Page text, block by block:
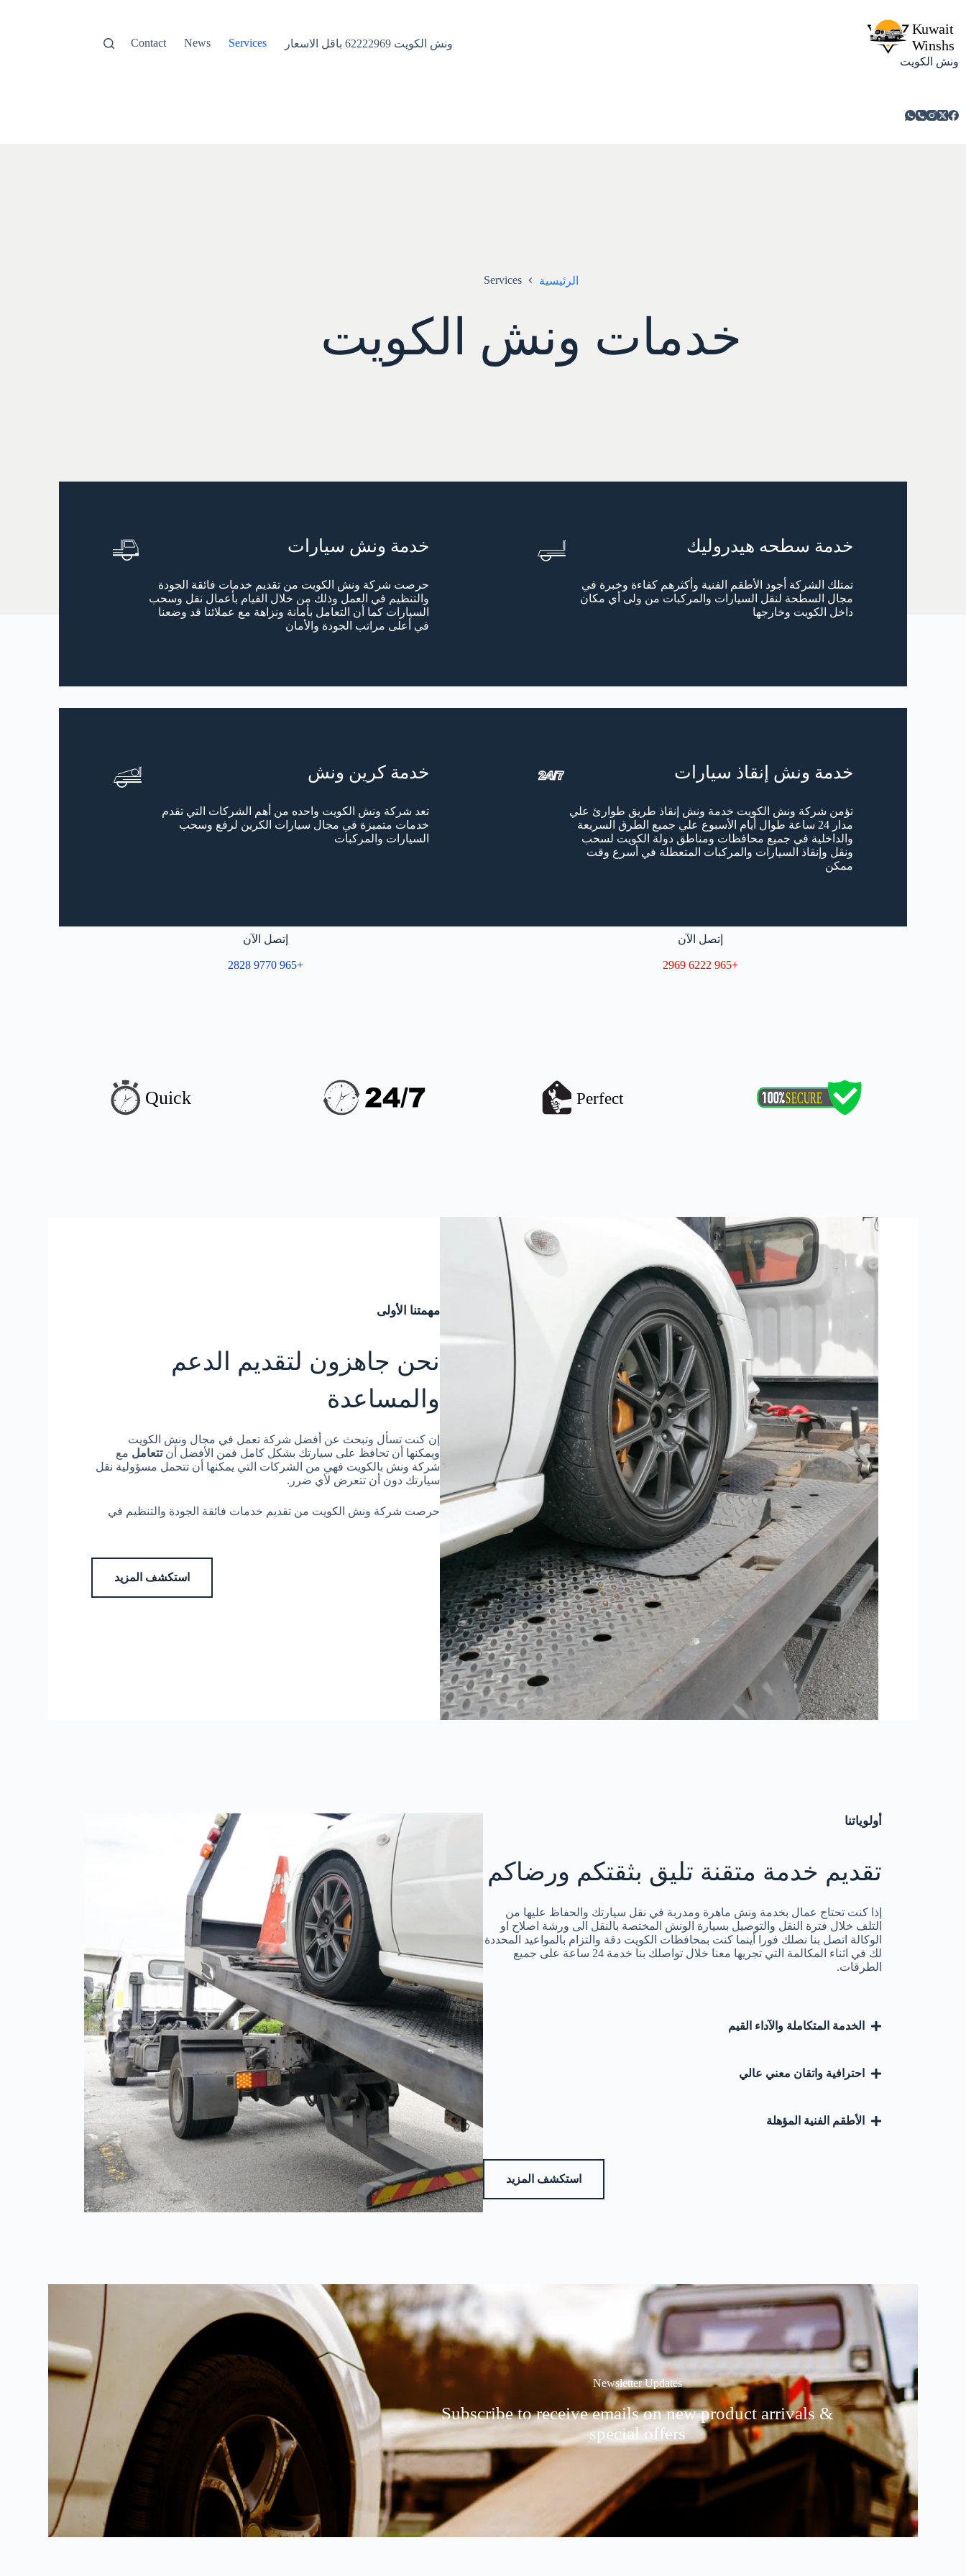
ونش الكويت
ونش الكويت 62222969 باقل الاسعار Services
News
Contact
الرئيسية Services
خدمات ونش الكويت
خدمة سطحه هيدروليك
تمتلك الشركة أجود الأطقم الفنية وأكثرهم كفاءة وخبرة في
مجال السطحة لنقل السيارات والمركبات من ولى أي مكان
داخل الكويت وخارجها
خدمة ونش سيارات
حرصت شركة ونش الكويت من تقديم خدمات فائقة الجودة
والتنظيم في العمل وذلك من خلال القيام بأعمال نقل وسحب
السيارات كما أن التعامل بأمانة ونزاهة مع عملائنا قد وضعنا
في أعلى مراتب الجودة والأمان
خدمة ونش إنقاذ سيارات
تؤمن شركة ونش الكويت خدمة ونش إنقاذ طريق طوارئ علي
مدار 24 ساعة طوال أيام الأسبوع علي جميع الطرق السريعة
والداخلية في جميع محافظات ومناطق دولة الكويت لسحب
ونقل وإنقاذ السيارات والمركبات المتعطلة في أسرع وقت
ممكن
خدمة كرين ونش
تعد شركة ونش الكويت واحده من أهم الشركات التي تقدم
خدمات متميزة في مجال سيارات الكرين لرفع وسحب
السيارات والمركبات
إتصل الآن
+965 6222 2969
إتصل الآن
+965 9770 2828
مهمتنا الأولى
نحن جاهزون لتقديم الدعم
والمساعدة
إن كنت تسأل وتبحث عن أفضل شركة تعمل في مجال ونش الكويت
ويمكنها أن تحافظ على سيارتك بشكل كامل فمن الأفضل أنتتعامل مع
شركة ونش بالكويت فهي من الشركات التي يمكنها أن تتحمل مسؤولية نقل
سيارتك دون أن تتعرض لأي ضرر.
حرصت شركة ونش الكويت من تقديم خدمات فائقة الجودة والتنظيم في
استكشف المزيد
أولوياتنا
تقديم خدمة متقنة تليق بثقتكم ورضاكم
إذا كنت تحتاج عمال بخدمة ونش ماهرة ومدربة في نقل سيارتك والحفاظ عليها من
التلف خلال فترة النقل والتوصيل بسيارة الونش المختصة بالنقل الى ورشة اصلاح او
الوكالة اتصل بنا نصلك فورا أينما كنت بمحافظات الكويت دقة والتزام بالمواعيد المحددة
لك في اثناء المكالمة التي تجريها معنا خلال تواصلك بنا خدمة 24 ساعة على جميع
الطرقات.
الخدمة المتكاملة والآداء القيم
احترافية واتقان معني عالي
الأطقم الفنية المؤهلة
استكشف المزيد
Newsletter Updates
Subscribe to receive emails on new product arrivals &
special offers